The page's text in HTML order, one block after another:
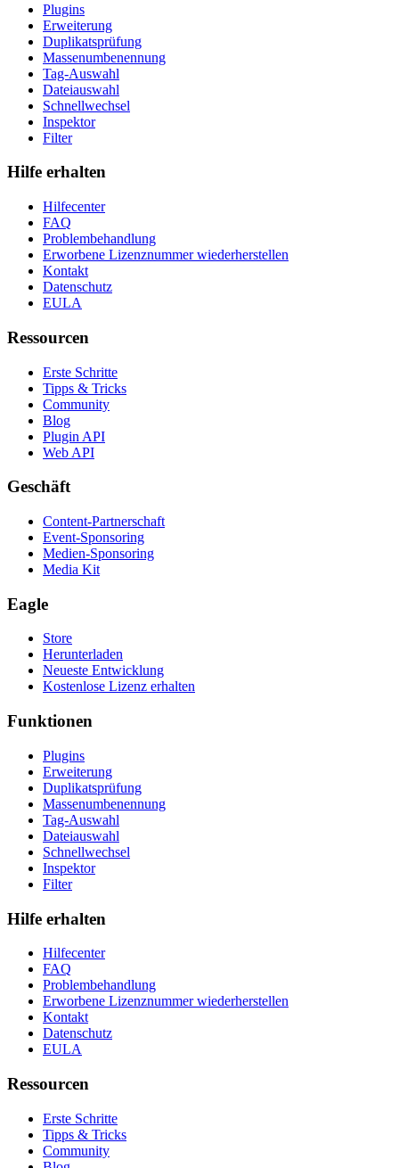
Plugins
Erweiterung
Duplikatsprüfung
Massenumbenennung
Tag-Auswahl
Dateiauswahl
Schnellwechsel
Inspektor
Filter
Hilfe erhalten
Hilfecenter
FAQ
Problembehandlung
Erworbene Lizenznummer wiederherstellen
Kontakt
Datenschutz
EULA
Ressourcen
Erste Schritte
Tipps & Tricks
Community
Blog
Plugin API
Web API
Geschäft
Content-Partnerschaft
Event-Sponsoring
Medien-Sponsoring
Media Kit
Eagle
Store
Herunterladen
Neueste Entwicklung
Kostenlose Lizenz erhalten
Funktionen
Plugins
Erweiterung
Duplikatsprüfung
Massenumbenennung
Tag-Auswahl
Dateiauswahl
Schnellwechsel
Inspektor
Filter
Hilfe erhalten
Hilfecenter
FAQ
Problembehandlung
Erworbene Lizenznummer wiederherstellen
Kontakt
Datenschutz
EULA
Ressourcen
Erste Schritte
Tipps & Tricks
Community